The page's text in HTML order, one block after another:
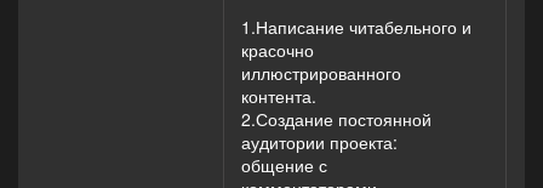
1.Написание читабельного и
красочно
иллюстрированного
контента.
2.Создание постоянной
аудитории проекта:
общение с